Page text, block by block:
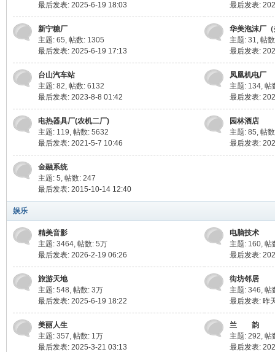
最后发表: 2025-6-19 18:03 最后发表:
新宁糖厂
主题: 65, 帖数: 1305
最后发表: 2025-6-19 17:13
华美泡沫厂
主题: 31, 帖
最后发表:
台山汽车站
主题: 82, 帖数: 6132
最后发表: 2023-8-8 01:42
凤凰机电厂
主题: 134, 帖
最后发表:
电热器具厂(农机二厂)
主题: 119, 帖数: 5632
最后发表: 2021-5-7 10:46
园林酒店
主题: 85, 帖
最后发表:
金融系统
主题: 5, 帖数: 247
最后发表: 2015-10-14 12:40
娱乐
精美音影
主题: 3464, 帖数: 5万
最后发表: 2026-2-19 06:26
电脑技术
主题: 160, 帖
最后发表:
旅游天地
主题: 548, 帖数: 3万
最后发表: 2025-6-19 18:22
街坊邻居
主题: 346, 帖
最后发表: 昨
美丽人生
主题: 357, 帖数: 1万
最后发表: 2025-3-21 03:13
兰 韵
主题: 292, 帖
最后发表: